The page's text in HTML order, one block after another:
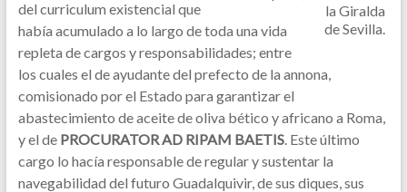
la Giralda
de Sevilla.
del curriculum existencial que
había acumulado a lo largo de toda una vida
repleta de cargos y responsabilidades; entre
los cuales el de ayudante del prefecto de la annona,
comisionado por el Estado para garantizar el
abastecimiento de aceite de oliva bético y africano a Roma,
y el de PROCURATOR AD RIPAM BAETIS. Este último
cargo lo hacía responsable de regular y sustentar la
navegabilidad del futuro Guadalquivir, de sus diques, sus